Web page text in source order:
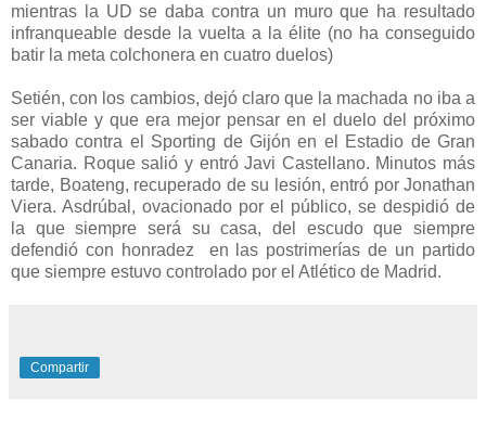
mientras la UD se daba contra un muro que ha resultado
infranqueable desde la vuelta a la élite (no ha conseguido
batir la meta colchonera en cuatro duelos)
Setién, con los cambios, dejó claro que la machada no iba a
ser viable y que era mejor pensar en el duelo del próximo
sabado contra el Sporting de Gijón en el Estadio de Gran
Canaria. Roque salió y entró Javi Castellano. Minutos más
tarde, Boateng, recuperado de su lesión, entró por Jonathan
Viera. Asdrúbal, ovacionado por el público, se despidió de
la que siempre será su casa, del escudo que siempre
defendió con honradez en las postrimerías de un partido
que siempre estuvo controlado por el Atlético de Madrid.
Compartir